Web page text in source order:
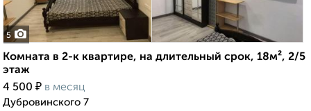
5
Комната в 2-к квартире, на длительный срок, 18м², 2/5
этаж
4 500 ₽ в месяц
Дубровинского 7